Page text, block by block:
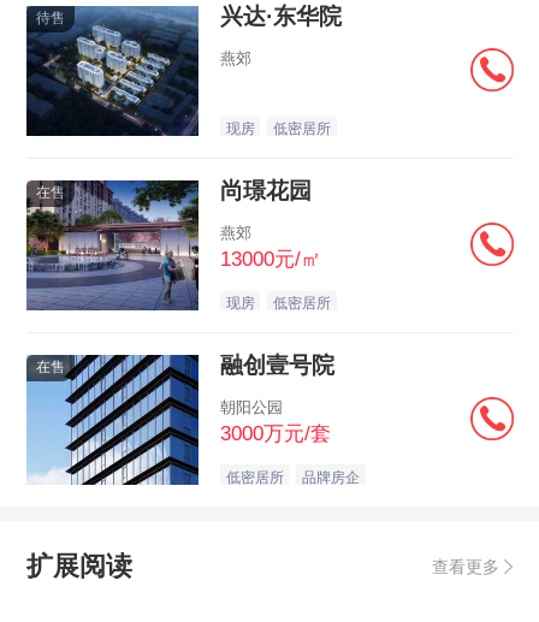
待售 兴达·东华院
燕郊
现房 低密居所
在售 尚璟花园
燕郊
13000元/㎡
现房 低密居所
在售 融创壹号院
朝阳公园
3000万元/套
低密居所 品牌房企
扩展阅读 查看更多